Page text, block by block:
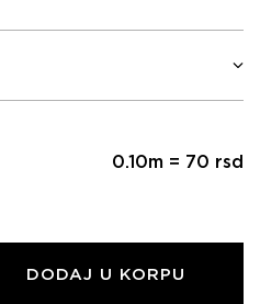
је:
0.10m = 70 rsd
DODAJ U KORPU